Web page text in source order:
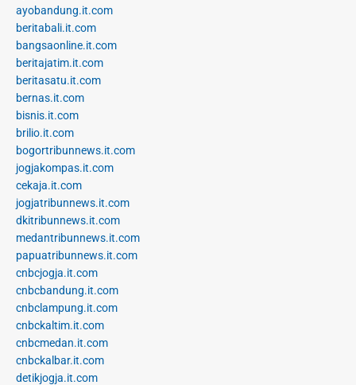
ayobandung.it.com
beritabali.it.com
bangsaonline.it.com
beritajatim.it.com
beritasatu.it.com
bernas.it.com
bisnis.it.com
brilio.it.com
bogortribunnews.it.com
jogjakompas.it.com
cekaja.it.com
jogjatribunnews.it.com
dkitribunnews.it.com
medantribunnews.it.com
papuatribunnews.it.com
cnbcjogja.it.com
cnbcbandung.it.com
cnbclampung.it.com
cnbckaltim.it.com
cnbcmedan.it.com
cnbckalbar.it.com
detikjogja.it.com